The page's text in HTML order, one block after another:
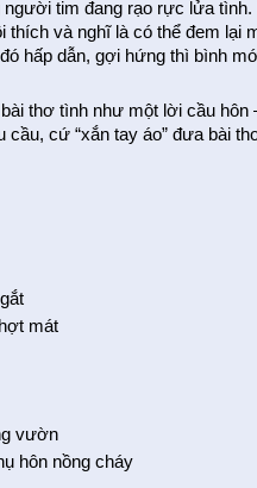
người tim đang rạo rực lửa
thích và nghĩ là có thể đem lại
hấp dẫn, gợi hứng thì bình
thơ tình như một lời cầu hôn
cứ “xắn tay áo” đưa bài
mát
vườn
hôn nồng cháy